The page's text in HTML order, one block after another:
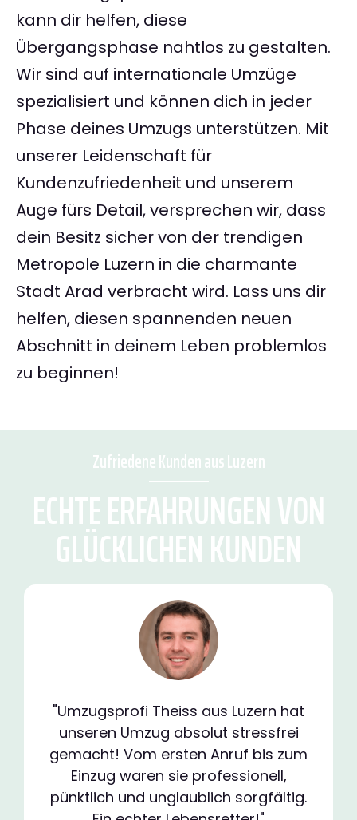
kann dir helfen, diese
Übergangsphase nahtlos zu gestalten.
Wir sind auf internationale Umzüge
spezialisiert und können dich in jeder
Phase deines Umzugs unterstützen. Mit
unserer Leidenschaft für
Kundenzufriedenheit und unserem
Auge fürs Detail, versprechen wir, dass
dein Besitz sicher von der trendigen
Metropole Luzern in die charmante
Stadt Arad verbracht wird. Lass uns dir
helfen, diesen spannenden neuen
Abschnitt in deinem Leben problemlos
zu beginnen!
Zufriedene Kunden aus Luzern
ECHTE ERFAHRUNGEN VON
GLÜCKLICHEN KUNDEN
"Umzugsprofi Theiss aus Luzern hat
unseren Umzug absolut stressfrei
gemacht! Vom ersten Anruf bis zum
Einzug waren sie professionell,
pünktlich und unglaublich sorgfältig.